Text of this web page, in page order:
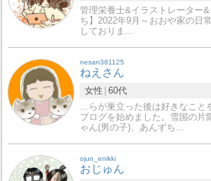
管理栄養士&イラストレーター
ち】2022年9月～おおや家の日
しておりま…
nesan381125
ねえさん
女性 60代
…らが巣立った後は好きなこと
ブログを始めました。雪国の片
ゃん(男の子)、あんずち…
ojun_enikki
おじゅん